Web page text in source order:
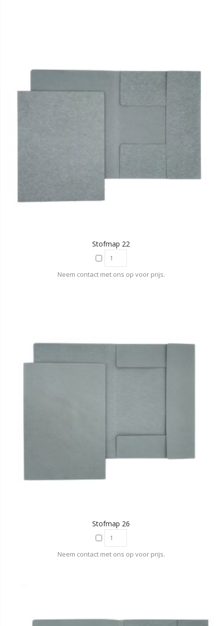
Stofmap 22
Neem contact met ons op voor prijs.
Stofmap 26
Neem contact met ons op voor prijs.